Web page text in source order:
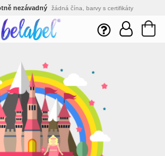
nezávadný žádná čína, barvy s certifikáty
vlastní vývoj, nejnovější technologie
dodání expedujeme do 24h
jsme přímý výrobce, žádný zprostředkovatel
roku 2010 tisíce spokojených zákazníků